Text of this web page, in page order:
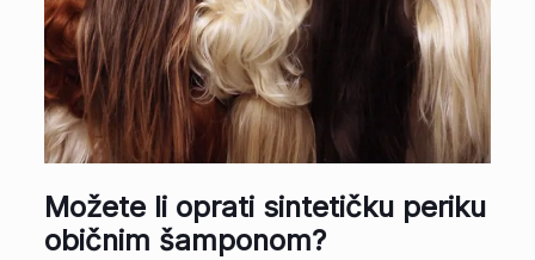
Možete li oprati sintetičku periku
običnim šamponom?